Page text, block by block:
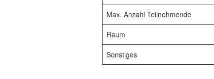
Max. Anzahl Teilnehmende
Raum
Sonstiges